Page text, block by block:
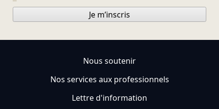
Je m’inscris
Nous soutenir
Nos services aux professionnels
Lettre d'information